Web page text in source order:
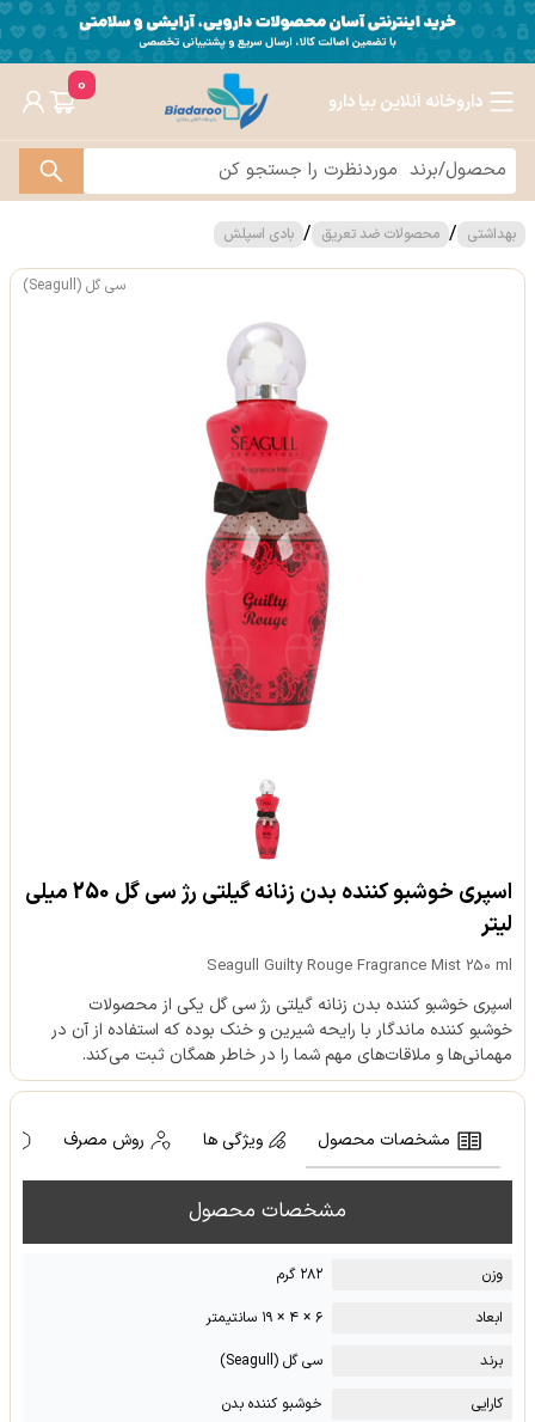
داروخانه آنلاین بیا دارو
0
بهداشتی / محصولات ضد تعریق / بادی اسپلش
سی گل (Seagull)
اسپری خوشبو کننده بدن زنانه گیلتی رژ سی گل 250 میلی
لیتر
Seagull Guilty Rouge Fragrance Mist 250 ml
اسپری خوشبو کننده بدن زنانه گیلتی رژ سی گل یکی از محصولات
خوشبو کننده ماندگار با رایحه شیرین و خنک بوده که استفاده از آن در
مهمانی‌ها و ملاقات‌های مهم شما را در خاطر همگان ثبت می‌کند.
مشخصات محصول ویژگی ها روش مصرف
مشخصات محصول
وزن
۲۸۲ گرم
ابعاد
۶ × ۴ × ۱۹ سانتیمتر
برند
سی گل (Seagull)
کارایی
خوشبو کننده بدن